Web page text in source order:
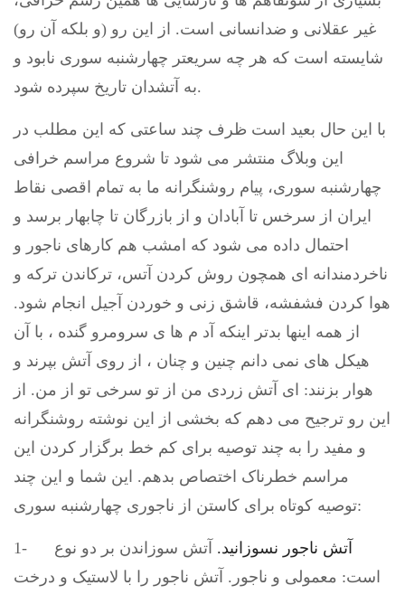
غیر عقلانی و ضدانسانی است. از این رو (و بلکه آن رو)
شایسته است که هر چه سریعتر چهارشنبه سوری نابود و
به آتشدان تاریخ سپرده شود.
با این حال بعید است ظرف چند ساعتی که این مطلب در
این وبلاگ منتشر می شود تا شروع مراسم خرافی
چهارشنبه سوری، پیام روشنگرانه ما به تمام اقصی نقاط
ایران از سرخس تا آبادان و از بازرگان تا چابهار برسد و
احتمال داده می شود که امشب هم کارهای ناجور و
ناخردمندانه ای همچون روش کردن آتس، ترکاندن ترکه و
هوا کردن فشفشه، قاشق زنی و خوردن آجیل انجام شود.
از همه اینها بدتر اینکه آد م ها ی سرومرو گنده ، با آن
هیکل های نمی دانم چنین و چنان ، از روی آتش بپرند و
هوار بزنند: ای آتش زردی من از تو سرخی تو از من. از
این رو ترجیح می دهم که بخشی از این نوشته روشنگرانه
و مفید را به چند توصیه برای کم خط برگزار کردن این
مراسم خطرناک اختصاص بدهم. این شما و این چند
توصیه کوتاه برای کاستن از ناجوری چهارشنبه سوری:
1- آتش ناجور نسوزانید. آتش سوزاندن بر دو نوع
است: معمولی و ناجور. آتش ناجور را با لاستیک و درخت